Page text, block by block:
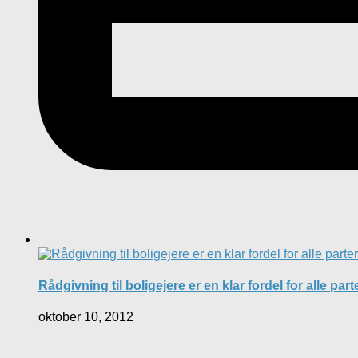
Rådgivning til boligejere er en klar fordel for alle
oktober 10, 2012